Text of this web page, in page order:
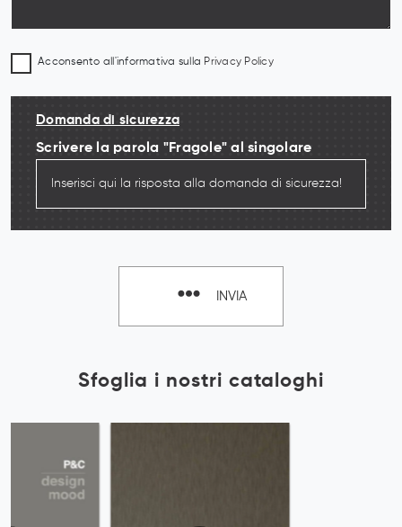
Sfoglia i nostri cataloghi
Acconsento all'informativa sulla Privacy Policy
Domanda di sicurezza
Scrivere la parola "Fragole" al singolare
INVIA